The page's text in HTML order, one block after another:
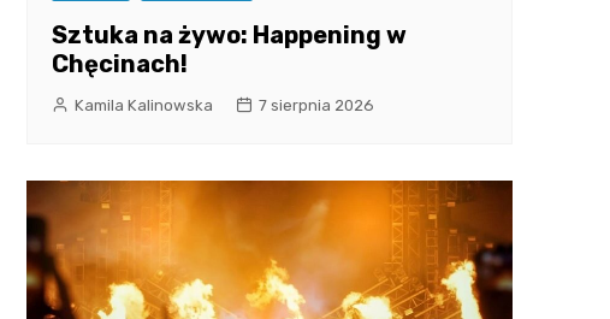
Sztuka na żywo: Happening w
Chęcinach!
Kamila Kalinowska 7 sierpnia 2026